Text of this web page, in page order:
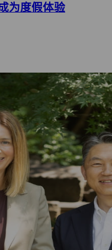
为度假体验